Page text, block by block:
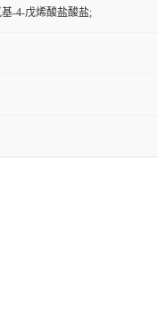
-4-戊烯酸盐酸盐;